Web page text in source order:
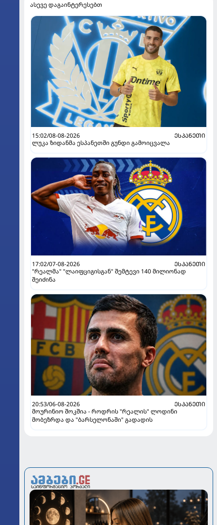
ასევე დაგაინტერესებთ
15:02/08-08-2026
ᲔᲡᲞᲐᲜᲔᲗᲘ
ლუკა ზიდანმა ესპანეთში გუნდი გამოიცვალა
17:02/07-08-2026
ᲔᲡᲞᲐᲜᲔᲗᲘ
"რეალმა" "ლაიფციგისგან" შემტევი 140 მილიონად
შეიძინა
20:53/06-08-2026
ᲔᲡᲞᲐᲜᲔᲗᲘ
მოურინიო შოკშია - როდრის "რეალის" ლოდინი
მობეზრდა და "ბარსელონაში" გადადის